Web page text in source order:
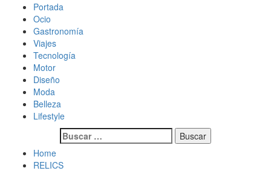
content
Magazine de gastronomía, belleza, ocio, viajes, motor, tecnología,
diseño…
Magazine de gastronomía, belleza, ocio, viajes, motor, tecnología,
diseño…
Primary
Menu
Portada
Ocio
Gastronomía
Viajes
Tecnología
Motor
Diseño
Moda
Belleza
Lifestyle
Buscar:
Home
RELICS